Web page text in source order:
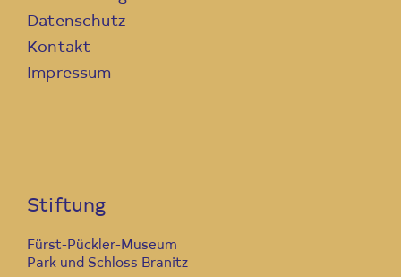
Datenschutz
Kontakt
Impressum
Stiftung
Fürst-Pückler-Museum
Park und Schloss Branitz